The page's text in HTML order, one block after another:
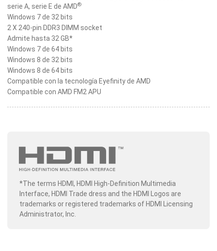
serie A, serie E de AMD®
Windows 7 de 32 bits
2 X 240-pin DDR3 DIMM socket
Admite hasta 32 GB*
Windows 7 de 64 bits
Windows 8 de 32 bits
Windows 8 de 64 bits
Compatible con la tecnología Eyefinity de AMD
Compatible con AMD FM2 APU
*The terms HDMI, HDMI High-Definition Multimedia
Interface, HDMI Trade dress and the HDMI Logos are
trademarks or registered trademarks of HDMI Licensing
Administrator, Inc.